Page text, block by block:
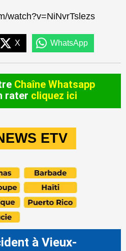
watch?v=NiNvrTslezs
X WhatsApp
Chaîne Whatsapp
rater cliquez ici
ETV
à Vieux-